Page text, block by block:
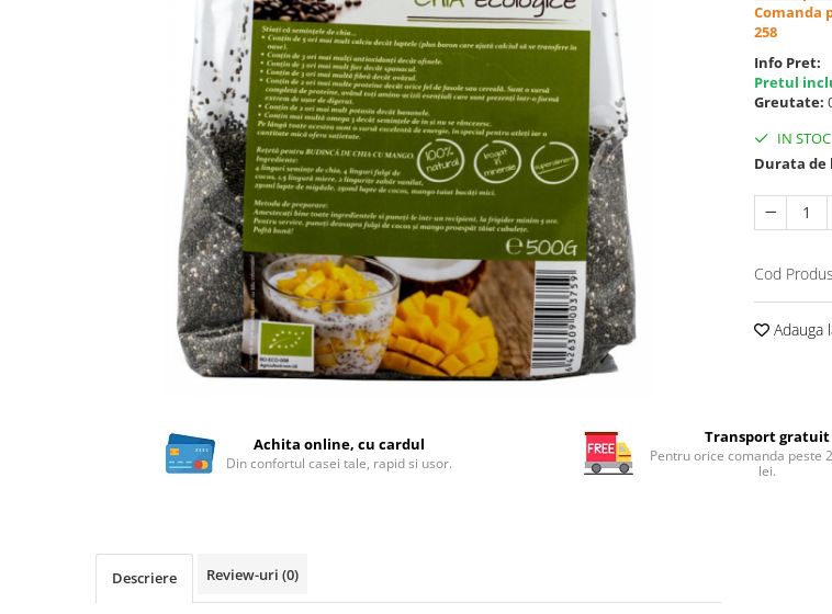
Ceaiuri diverse si accesorii
Vinuri, bere si alte bauturi
Seminte bio pentru germinat
Seminte din plante oleaginoase
Fructe si legume Bio
Bauturi vegetale
Comanda
258
Info Pret:
Pretul
Greutate:
IN STOC
Durata de
Cod
Adauga
Achita online, cu cardul
Din confortul casei tale, rapid si usor.
Transport gratuit
Pentru orice comanda peste
lei.
Descriere Review-uri (0)